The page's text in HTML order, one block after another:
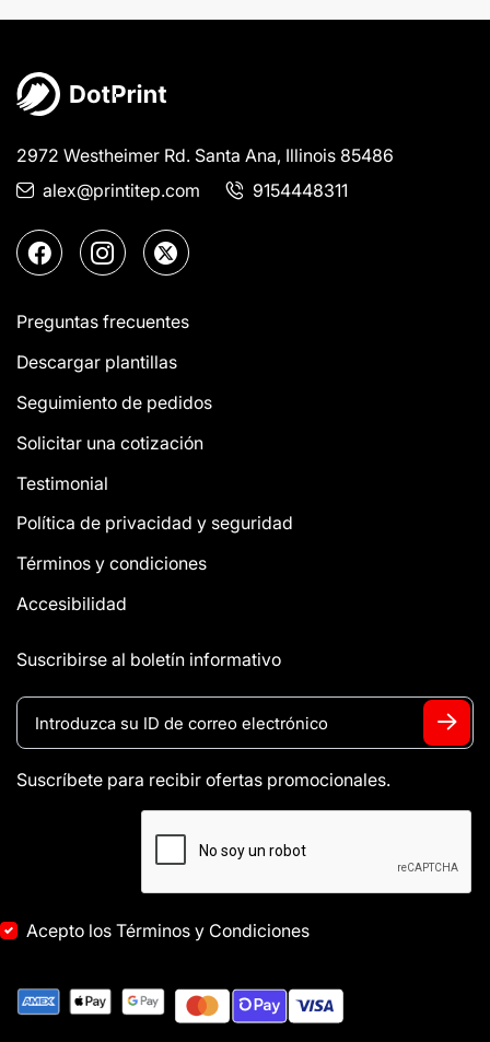
2972 Westheimer Rd. Santa Ana, Illinois 85486
alex@printitep.com
9154448311
Preguntas frecuentes
Descargar plantillas
Seguimiento de pedidos
Solicitar una cotización
Testimonial
Política de privacidad y seguridad
Términos y condiciones
Accesibilidad
Suscribirse al boletín informativo
Suscríbete para recibir ofertas promocionales.
Acepto los Términos y Condiciones